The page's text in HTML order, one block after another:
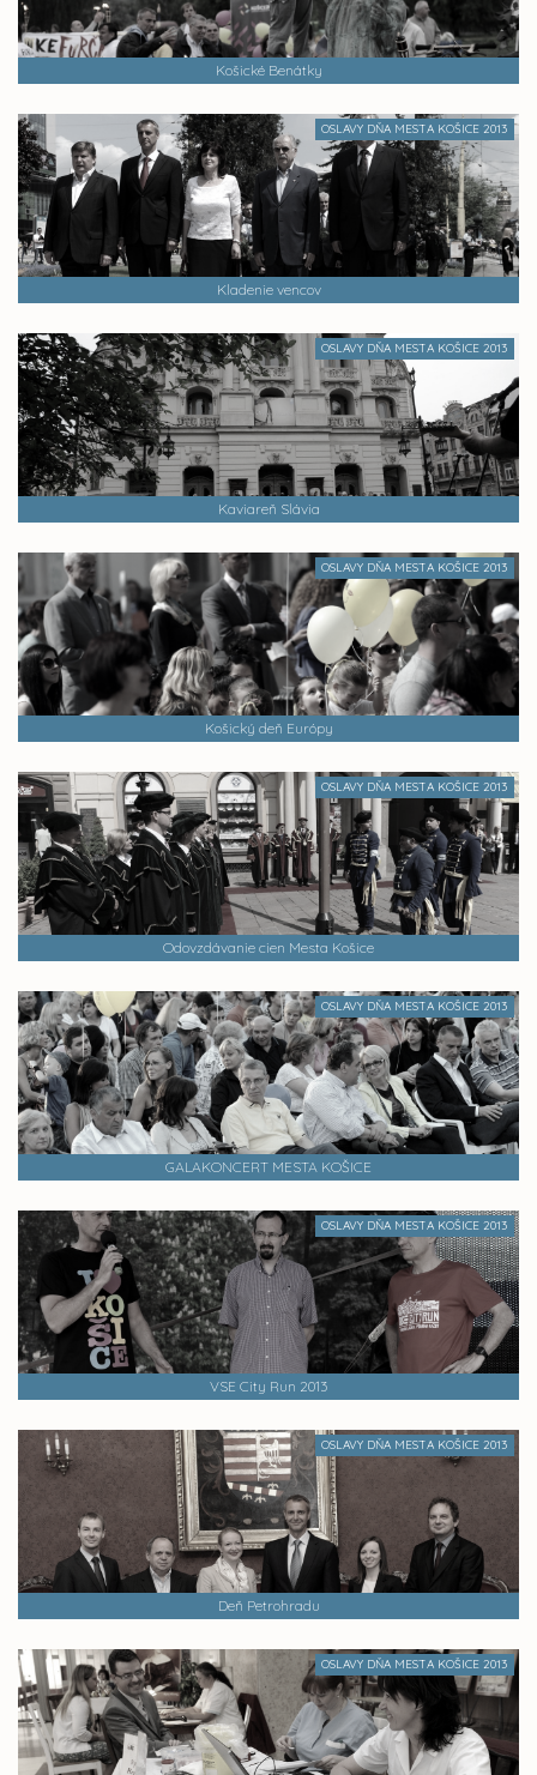
Košické Benátky
OSLAVY DŇA MESTA KOŠICE 2013
Kladenie vencov
OSLAVY DŇA MESTA KOŠICE 2013
Kaviareň Slávia
OSLAVY DŇA MESTA KOŠICE 2013
Košický deň Európy
OSLAVY DŇA MESTA KOŠICE 2013
Odovzdávanie cien Mesta Košice
OSLAVY DŇA MESTA KOŠICE 2013
GALAKONCERT MESTA KOŠICE
OSLAVY DŇA MESTA KOŠICE 2013
VSE City Run 2013
OSLAVY DŇA MESTA KOŠICE 2013
Deň Petrohradu
OSLAVY DŇA MESTA KOŠICE 2013